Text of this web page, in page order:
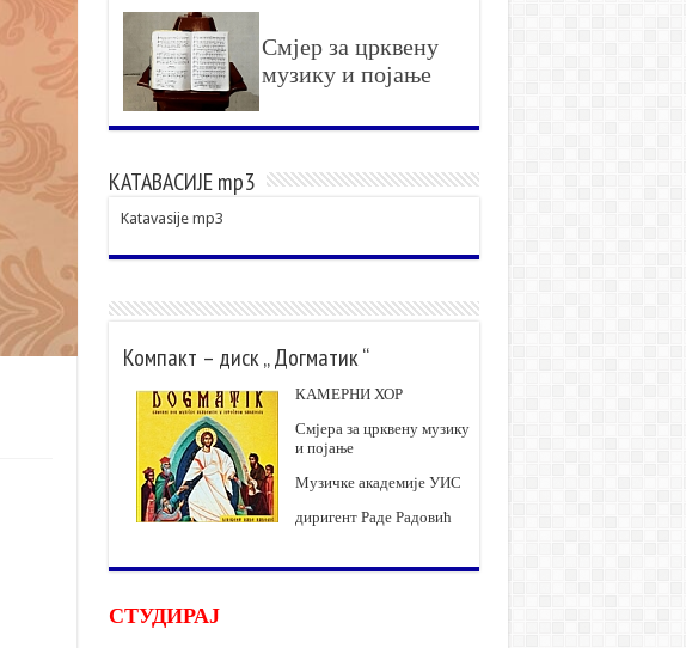
Смјер за црквену
музику и појање
КАТАВАСИЈЕ mp3
Katavasije mp3
Компакт – диск „ Догматик “
КАМЕРНИ ХОР
Смјера за црквену музику
и појање
Музичке академије УИС
диригент Раде Радовић
СТУДИРАЈ